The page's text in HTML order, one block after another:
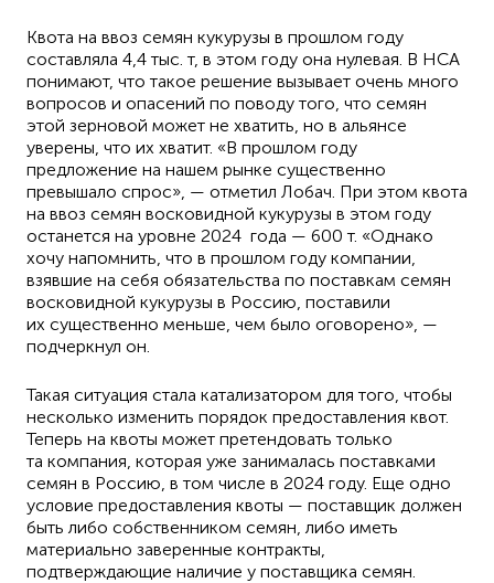
Квота на ввоз семян кукурузы в прошлом году
составляла 4,4 тыс. т, в этом году она нулевая. В HCA
понимают, что такое решение вызывает очень много
вопросов и опасений по поводу того, что семян
этой зерновой может не хватить, но в альянсе
уверены, что их хватит. «В прошлом году
предложение на нашем рынке существенно
превышало спрос», — отметил Лобач. При этом квота
на ввоз семян восковидной кукурузы в этом году
останется на уровне 2024 года — 600 т. «Однако
хочу напомнить, что в прошлом году компании,
взявшие на себя обязательства по поставкам семян
восковидной кукурузы в Россию, поставили
их существенно меньше, чем было оговорено», —
подчеркнул он.
Такая ситуация стала катализатором для того, чтобы
несколько изменить порядок предоставления квот.
Теперь на квоты может претендовать только
та компания, которая уже занималась поставками
семян в Россию, в том числе в 2024 году. Еще одно
условие предоставления квоты — поставщик должен
быть либо собственником семян, либо иметь
материально заверенные контракты,
подтверждающие наличие у поставщика семян.